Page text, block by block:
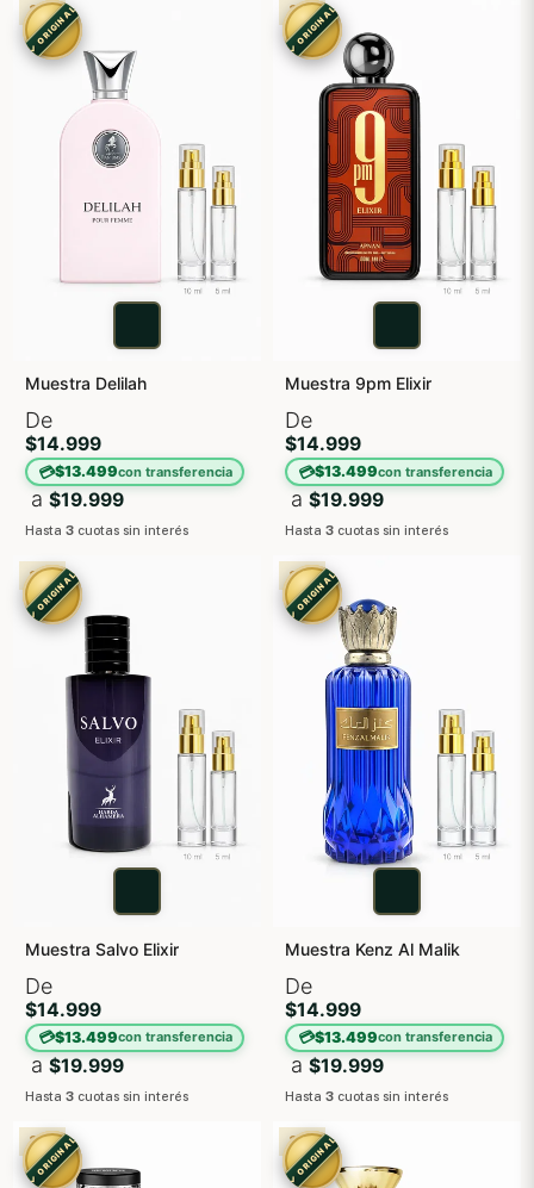
3X2
✓ ORIGINAL
Muestra Delilah
De
$14.999
💳$13.499con transferencia
a $19.999
Hasta3 cuotas sin interés
3X2
✓ ORIGINAL
Muestra 9pm Elixir
De
$14.999
💳$13.499con transferencia
a $19.999
Hasta 3 cuotas sin interés
3X2
✓ ORIGINAL
Muestra Salvo Elixir
De
$14.999
💳$13.499con transferencia
a $19.999
Hasta3 cuotas sin interés
3X2
✓ ORIGINAL
Muestra Kenz Al Malik
De
$14.999
💳$13.499con transferencia
a $19.999
Hasta 3 cuotas sin interés
3X2
✓ ORIGINAL 3X2
✓ ORIGINAL